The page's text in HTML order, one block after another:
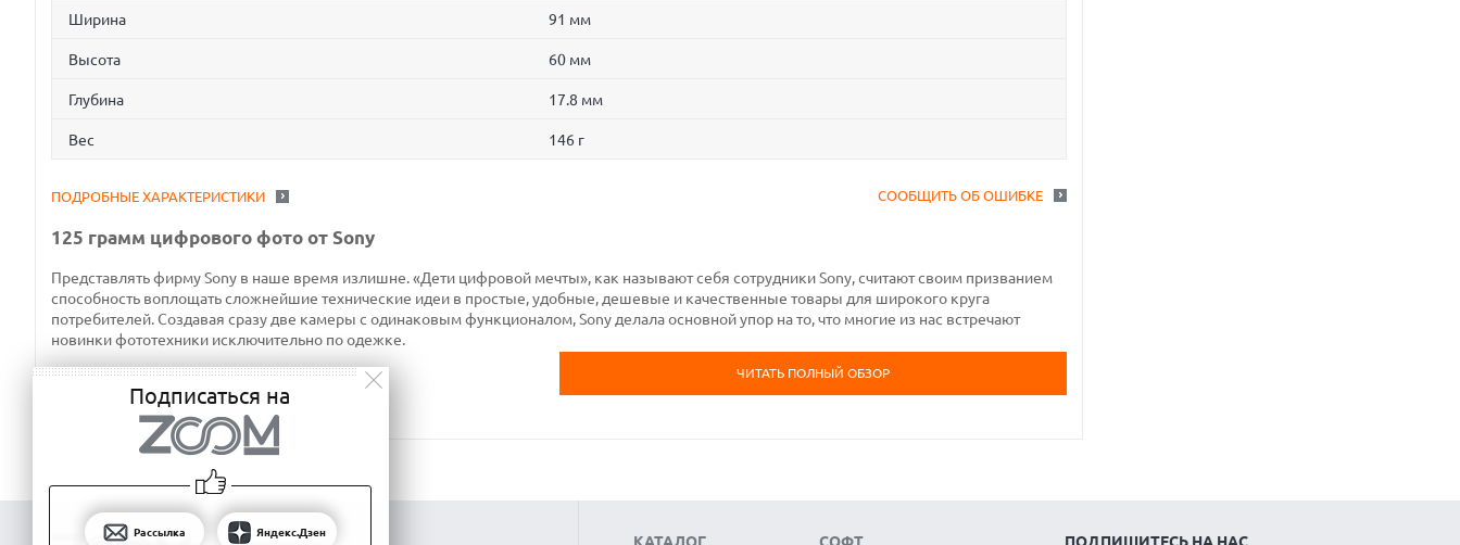
Ширина 91 мм
Высота 60 мм
Глубина 17.8 мм
Вес 146 г
СООБЩИТЬ ОБ ОШИБКЕ
ПОДРОБНЫЕ ХАРАКТЕРИСТИКИ
125 грамм цифрового фото от Sony
Представлять фирму Sony в наше время излишне. «Дети цифровой мечты», как называют себя сотрудники Sony, считают своим призванием
способность воплощать сложнейшие технические идеи в простые, удобные, дешевые и качественные товары для широкого круга
потребителей. Создавая сразу две камеры с одинаковым функционалом, Sony делала основной упор на то, что многие из нас встречают
новинки фототехники исключительно по одежке.
ЧИТАТЬ ПОЛНЫЙ ОБЗОР
КАТАЛОГ СОФТ ПОДПИШИТЕСЬ НА НАС
Подписаться на
Рассылка Яндекс.Дзен